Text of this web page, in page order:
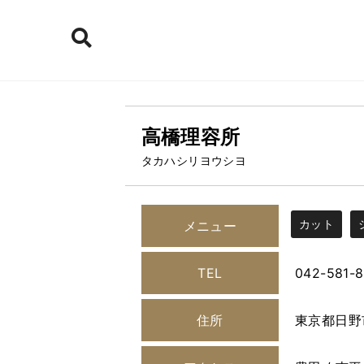
高橋理容所
タカハシリヨウシヨ
メニュー カット
TEL 042-581-
住所 東京都日